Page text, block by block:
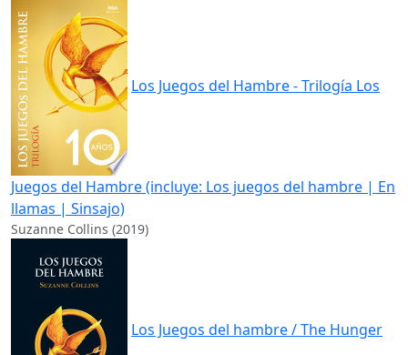
Los Juegos del Hambre - Trilogía Los
Juegos del Hambre (incluye: Los juegos del hambre | En
llamas | Sinsajo)
Suzanne Collins (2019)
Los Juegos del hambre / The Hunger